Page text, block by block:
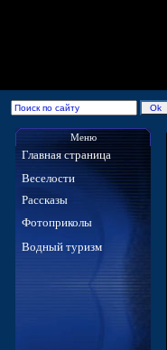
Меню
Главная страница
Веселости
Рассказы
Фотоприколы
Водный туризм